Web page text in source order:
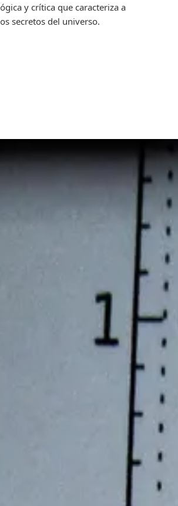
y crítica que caracteriza a
secretos del universo.